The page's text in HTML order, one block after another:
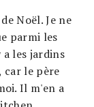
Noël. Je ne
parmi les
a les jardins
car le père
Il m'en a